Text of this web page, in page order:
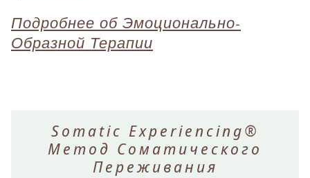
Подробнее об Эмоционально-
Образной Терапии
Somatic Experiencing®
Метод Соматического
Переживания